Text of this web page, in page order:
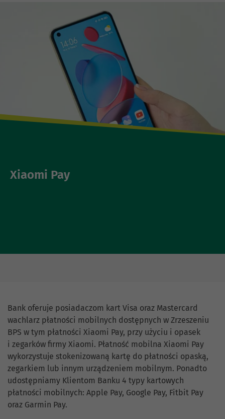
Xiaomi Pay
Bank oferuje posiadaczom kart Visa oraz Mastercard
wachlarz płatności mobilnych dostępnych w Zrzeszeniu
BPS w tym płatności Xiaomi Pay, przy użyciu i opasek
i zegarków firmy Xiaomi. Płatność mobilna Xiaomi Pay
wykorzystuje stokenizowaną kartę do płatności opaską,
zegarkiem lub innym urządzeniem mobilnym. Ponadto
udostępniamy Klientom Banku 4 typy kartowych
płatności mobilnych: Apple Pay, Google Pay, Fitbit Pay
oraz Garmin Pay.